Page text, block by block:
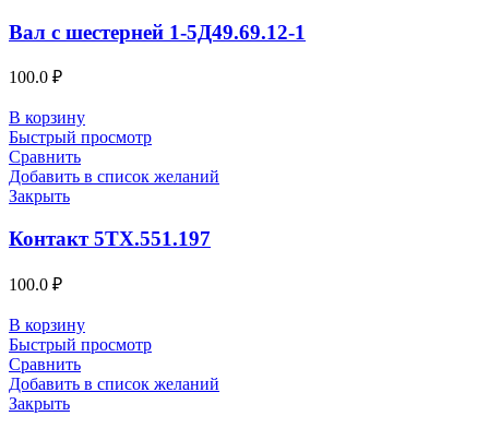
Вал с шестерней 1-5Д49.69.12-1
100.0 ₽
В корзину
Быстрый просмотр
Сравнить
Добавить в список желаний
Закрыть
Контакт 5ТХ.551.197
100.0 ₽
В корзину
Быстрый просмотр
Сравнить
Добавить в список желаний
Закрыть